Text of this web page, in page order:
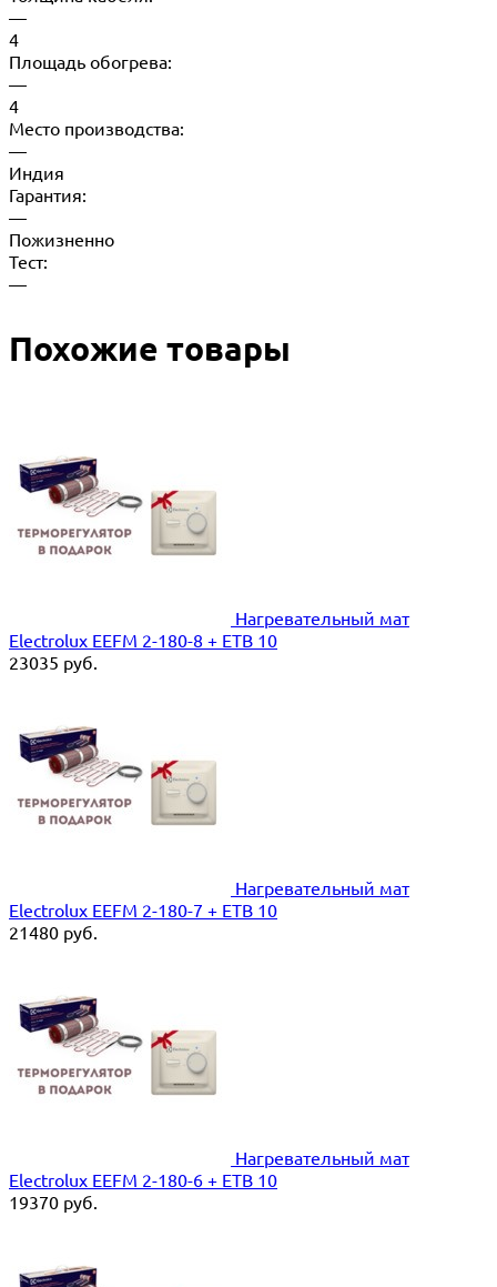
—
4
Площадь обогрева:
—
4
Место производства:
—
Индия
Гарантия:
—
Пожизненно
Тест:
—
Похожие товары
Нагревательный мат
Electrolux EEFM 2-180-8 + ETB 10
23035 руб.
Нагревательный мат
Electrolux EEFM 2-180-7 + ETB 10
21480 руб.
Нагревательный мат
Electrolux EEFM 2-180-6 + ETB 10
19370 руб.